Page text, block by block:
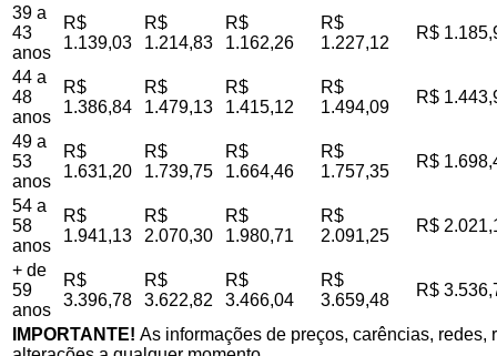
39 a
43
anos
R$
1.139,03
R$
1.214,83
R$
1.162,26
R$
1.227,12
R$
44 a
48
anos
R$
1.386,84
R$
1.479,13
R$
1.415,12
R$
1.494,09
R$
49 a
53
anos
R$
1.631,20
R$
1.739,75
R$
1.664,46
R$
1.757,35
R$
54 a
58
anos
R$
1.941,13
R$
2.070,30
R$
1.980,71
R$
2.091,25
R$
+ de
59
anos
R$
3.396,78
R$
3.622,82
R$
3.466,04
R$
3.659,48
R$
IMPORTANTE! As informações de preços, carências,